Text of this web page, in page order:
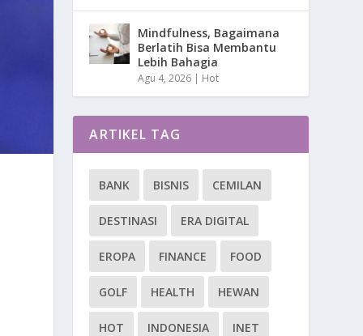
Mindfulness, Bagaimana
Berlatih Bisa Membantu
Lebih Bahagia
Agu 4, 2026 | Hot
ARTIKEL TAG
BANK BISNIS CEMILAN
DESTINASI ERA DIGITAL
EROPA FINANCE FOOD
GOLF HEALTH HEWAN
HOT INDONESIA INET